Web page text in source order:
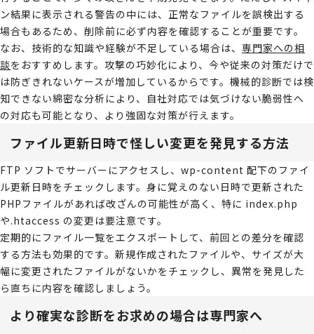
ン結果に表示される警告の中には、正常なファイルを誤検出する
場合もあるため、削除前に必ず内容を確認することが重要です。
なお、技術的な知識や経験が不足している場合は、 専門家への相
談をおすすめします。攻撃の巧妙化により、今や従来の対策だけで
は防ぎきれないケースが増加しているからです。機械的診断では検
知できない綿密な分析により、自社対応では気づけない脆弱性へ
の対応も可能となり、より強固な対策が行えます。
ファイル更新日時で怪しい変更を発見する方法
FTP ソフトでサーバーにアクセスし、wp-content 配下のファイ
ル更新日時をチェックします。身に覚えのない日時で更新された
PHPファイルがあれば改ざんの可能性が高く、特に index.php
や.htaccess の変更は要注意です。
定期的にファイル一覧をエクスポートして、前回との差分を確認
する方法も効果的です。新規作成されたファイルや、サイズが大
幅に変更されたファイルがないかをチェックし、異常を発見した
ら直ちに内容を確認しましょう。
より確実な診断をお求めの場合は専門家へ